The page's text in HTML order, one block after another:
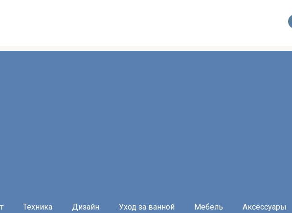
Техника Дизайн Уход за ванной Мебель Аксессуары